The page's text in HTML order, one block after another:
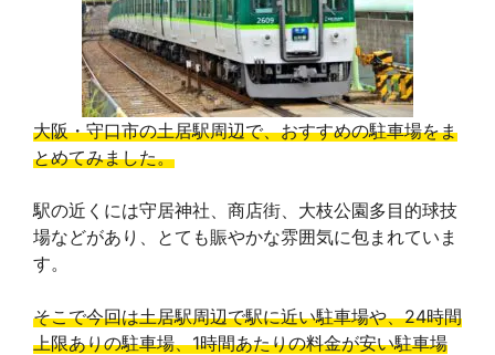
大阪・守口市の土居駅周辺で、おすすめの駐車場をま
とめてみました。
駅の近くには守居神社、商店街、大枝公園多目的球技
場などがあり、とても賑やかな雰囲気に包まれていま
す。
そこで今回は土居駅周辺で駅に近い駐車場や、24時間
上限ありの駐車場、1時間あたりの料金が安い駐車場